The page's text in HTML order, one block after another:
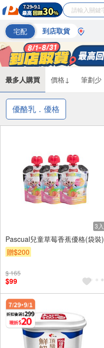
宅配 到店取貨
最多人購買 價格↓ 筆劃少
優酪乳．優格
3入
Pascual兒童草莓香蕉優格(袋裝)
贈$200
$ 165
$99